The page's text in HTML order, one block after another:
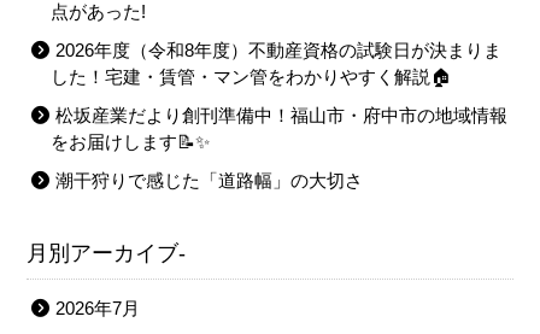
点があった!
2026年度（令和8年度）不動産資格の試験日が決まりま
した！宅建・賃管・マン管をわかりやすく解説🏠
松坂産業だより創刊準備中！福山市・府中市の地域情報
をお届けします📝✨
潮干狩りで感じた「道路幅」の大切さ
月別アーカイブ-
2026年7月